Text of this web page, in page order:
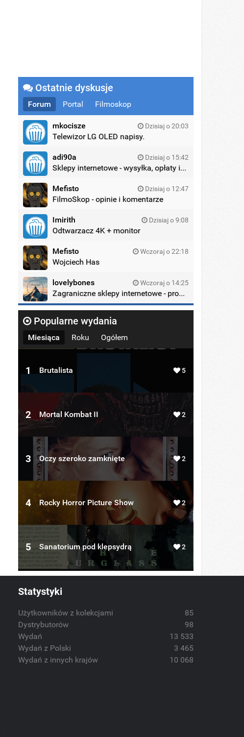
Ostatnie dyskusje
Forum Portal Filmoskop
mkocisze Dzisiaj o 20:03
Telewizor LG OLED napisy.
adi90a Dzisiaj o 15:42
Sklepy internetowe - wysyłka, opłaty itd.
Mefisto Dzisiaj o 12:47
FilmoSkop - opinie i komentarze
Imirith Dzisiaj o 9:08
Odtwarzacz 4K + monitor
Mefisto Wczoraj o 22:18
Wojciech Has
lovelybones Wczoraj o 14:25
Zagraniczne sklepy internetowe - promocje
Popularne wydania
Miesiąca Roku Ogółem
1 Brutalista 5
2 Mortal Kombat II 2
3 Oczy szeroko zamknięte 2
4 Rocky Horror Picture Show 2
5 Sanatorium pod klepsydrą 2
Statystyki
Użytkowników z kolekcjami
85
Dystrybutorów
98
Wydań
13 533
Wydań z Polski
3 465
Wydań z innych krajów
10 068